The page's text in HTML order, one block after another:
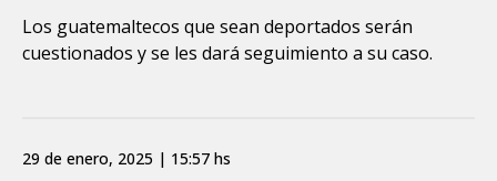
Los guatemaltecos que sean deportados serán
cuestionados y se les dará seguimiento a su caso.
29 de enero, 2025 | 15:57 hs